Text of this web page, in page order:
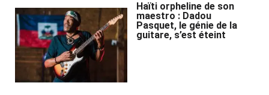
Haïti orpheline de son
maestro : Dadou
Pasquet, le génie de la
guitare, s’est éteint